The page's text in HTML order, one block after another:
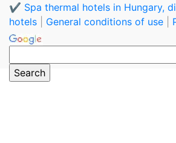
✔️ Spa thermal hotels in Hungary,
hotels
General conditions of use